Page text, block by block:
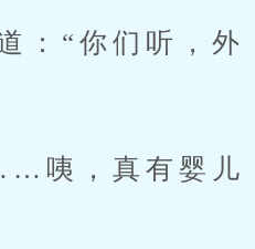
：“你们听，外
咦，真有婴儿